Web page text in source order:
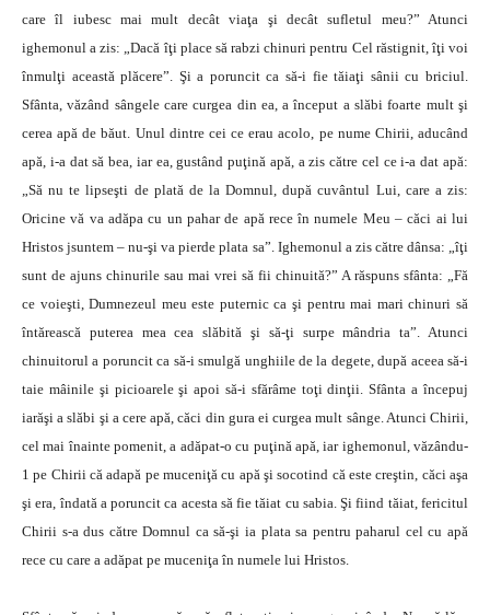
care îl iubesc mai mult decât viaţa şi decât sufletul meu?” Atunci
ighemonul a zis: „Dacă îţi place să rabzi chinuri pentru Cel răstignit, îţi voi
înmulţi această plăcere”. Şi a poruncit ca să-i fie tăiaţi sânii cu briciul.
Sfânta, văzând sângele care curgea din ea, a început a slăbi foarte mult şi
cerea apă de băut. Unul dintre cei ce erau acolo, pe nume Chirii, aducând
apă, i-a dat să bea, iar ea, gustând puţină apă, a zis către cel ce i-a dat apă:
„Să nu te lipseşti de plată de la Domnul, după cuvântul Lui, care a zis:
Oricine vă va adăpa cu un pahar de apă rece în numele Meu – căci ai lui
Hristos jsuntem – nu-şi va pierde plata sa”. Ighemonul a zis către dânsa: „îţi
sunt de ajuns chinurile sau mai vrei să fii chinuită?” A răspuns sfânta: „Fă
ce voieşti, Dumnezeul meu este puternic ca şi pentru mai mari chinuri să
întărească puterea mea cea slăbită şi să-ţi surpe mândria ta”. Atunci
chinuitorul a poruncit ca să-i smulgă unghiile de la degete, după aceea să-i
taie mâinile şi picioarele şi apoi să-i sfărâme toţi dinţii. Sfânta a începuj
iarăşi a slăbi şi a cere apă, căci din gura ei curgea mult sânge. Atunci Chirii,
cel mai înainte pomenit, a adăpat-o cu puţină apă, iar ighemonul, văzându-
1 pe Chirii că adapă pe muceniţă cu apă şi socotind că este creştin, căci aşa
şi era, îndată a poruncit ca acesta să fie tăiat cu sabia. Şi fiind tăiat, fericitul
Chirii s-a dus către Domnul ca să-şi ia plata sa pentru paharul cel cu apă
rece cu care a adăpat pe muceniţa în numele lui Hristos.